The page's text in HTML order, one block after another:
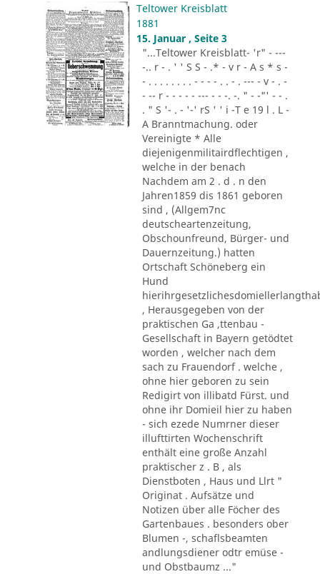
Teltower Kreisblatt
1881
15. Januar , Seite 3
"...Teltower Kreisblatt- 'r" - ---
-.. r - . ' ' S S - .* - v r - A s * s -
- . . . . . . . . - - - - . . - . --- - v - . -
- -- r - - - - - --- - - -. -. " - -"' - - .
. " S '- . - '-' rS ' ' i -T e 19 l . L -
A Branntmachung. oder
Vereinigte * Alle
diejenigenmilitairdflechtigen ,
welche in der benach
Nachdem am 2 . d . n den
Jahren1859 dis 1861 geboren
sind , (Allgem7nc
deutscheartenzeitung,
Obschounfreund, Bürger- und
Dauernzeitung.) hatten
Ortschaft Schöneberg ein
Hund
, Herausgegeben von der
praktischen Ga ,ttenbau -
Gesellschaft in Bayern getödtet
worden , welcher nach dem
sach zu Frauendorf . welche ,
ohne hier geboren zu sein
Redigirt von illibatd Fürst. und
ohne ihr Domieil hier zu haben
- sich ezede Numrner dieser
illufttirten Wochenschrift
enthält eine große Anzahl
praktischer z . B , als
Dienstboten , Haus und Llrt "
Originat . Aufsätze und
Notizen über alle Föcher des
Gartenbaues . besonders ober
Blumen -, schaflsbeamten
andlungsdiener odtr emüse -
und Obstbaumz ..."